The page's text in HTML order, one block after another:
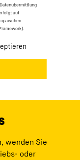
auf
wenden Sie
oder